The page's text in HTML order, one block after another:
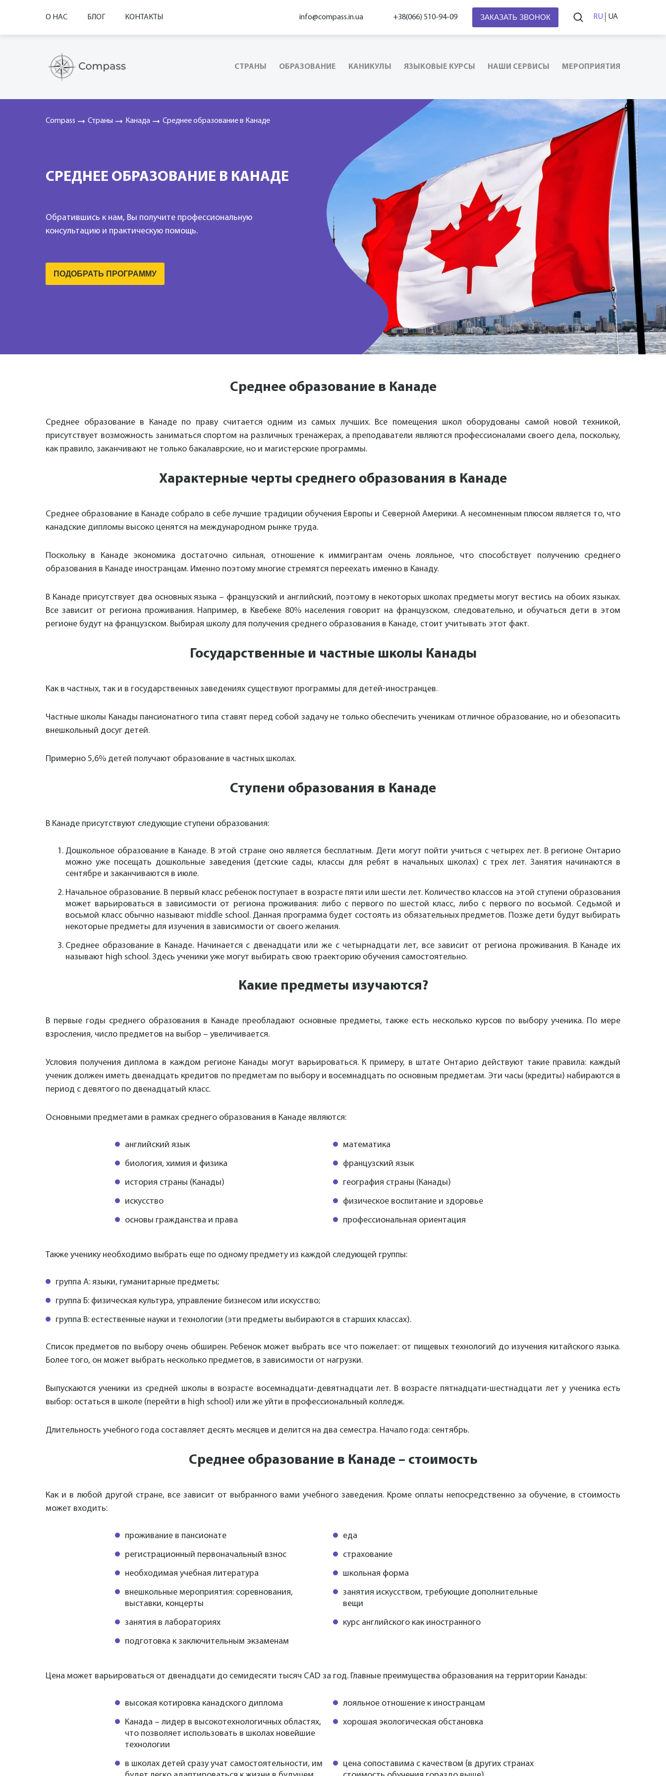
О НАС БЛОГ КОНТАКТЫ info@compass.in.ua +38(066) 510-94-09 ЗАКАЗАТЬ ЗВОНОК RU UA
СТРАНЫ ОБРАЗОВАНИЕ КАНИКУЛЫ ЯЗЫКОВЫЕ КУРСЫ НАШИ СЕРВИСЫ МЕРОПРИЯТИЯ
Compass Страны Канада Среднее образование в Канаде
СРЕДНЕЕ ОБРАЗОВАНИЕ В КАНАДЕ
Обратившись к нам, Вы получите профессиональную
консультацию и практическую помощь.
ПОДОБРАТЬ ПРОГРАММУ
Среднее образование в Канаде
Среднее образование в Канаде по праву считается одним из самых лучших. Все помещения школ оборудованы самой новой техникой,
присутствует возможность заниматься спортом на различных тренажерах, а преподаватели являются профессионалами своего дела, поскольку,
как правило, заканчивают не только бакалаврские, но и магистерские программы.
Характерные черты среднего образования в Канаде
Среднее образование в Канаде собрало в себе лучшие традиции обучения Европы и Северной Америки. А несомненным плюсом является то, что
канадские дипломы высоко ценятся на международном рынке труда.
Поскольку в Канаде экономика достаточно сильная, отношение к иммигрантам очень лояльное, что способствует получению среднего
образования в Канаде иностранцам. Именно поэтому многие стремятся переехать именно в Канаду.
В Канаде присутствует два основных языка – французский и английский, поэтому в некоторых школах предметы могут вестись на обоих языках.
Все зависит от региона проживания. Например, в Квебеке 80% населения говорит на французском, следовательно, и обучаться дети в этом
регионе будут на французском. Выбирая школу для получения среднего образования в Канаде, стоит учитывать этот факт.
Государственные и частные школы Канады
Как в частных, так и в государственных заведениях существуют программы для детей-иностранцев.
Частные школы Канады пансионатного типа ставят перед собой задачу не только обеспечить ученикам отличное образование, но и обезопасить
внешкольный досуг детей.
Примерно 5,6% детей получают образование в частных школах.
Ступени образования в Канаде
В Канаде присутствуют следующие ступени образования:
Дошкольное образование в Канаде. В этой стране оно является бесплатным. Дети могут пойти учиться с четырех лет. В регионе Онтарио
можно уже посещать дошкольные заведения (детские сады, классы для ребят в начальных школах) с трех лет. Занятия начинаются в
сентябре и заканчиваются в июле.
Начальное образование. В первый класс ребенок поступает в возрасте пяти или шести лет. Количество классов на этой ступени образования
может варьироваться в зависимости от региона проживания: либо с первого по шестой класс, либо с первого по восьмой. Седьмой и
восьмой класс обычно называют middle school. Данная программа будет состоять из обязательных предметов. Позже дети будут выбирать
некоторые предметы для изучения в зависимости от своего желания.
Среднее образование в Канаде. Начинается с двенадцати или же с четырнадцати лет, все зависит от региона проживания. В Канаде их
называют high school. Здесь ученики уже могут выбирать свою траекторию обучения самостоятельно.
Какие предметы изучаются?
В первые годы среднего образования в Канаде преобладают основные предметы, также есть несколько курсов по выбору ученика. По мере
взросления, число предметов на выбор – увеличивается.
Условия получения диплома в каждом регионе Канады могут варьироваться. К примеру, в штате Онтарио действуют такие правила: каждый
ученик должен иметь двенадцать кредитов по предметам по выбору и восемнадцать по основным предметам. Эти часы (кредиты) набираются в
период с девятого по двенадцатый класс.
Основными предметами в рамках среднего образования в Канаде являются:
английский язык
математика
биология, химия и физика
французский язык
история страны (Канады)
география страны (Канады)
искусство
физическое воспитание и здоровье
основы гражданства и права
профессиональная ориентация
Также ученику необходимо выбрать еще по одному предмету из каждой следующей группы:
группа А: языки, гуманитарные предметы;
группа Б: физическая культура, управление бизнесом или искусство;
группа В: естественные науки и технологии (эти предметы выбираются в старших классах).
Список предметов по выбору очень обширен. Ребенок может выбрать все что пожелает: от пищевых технологий до изучения китайского языка.
Более того, он может выбрать несколько предметов, в зависимости от нагрузки.
Выпускаются ученики из средней школы в возрасте восемнадцати-девятнадцати лет. В возрасте пятнадцати-шестнадцати лет у ученика есть
выбор: остаться в школе (перейти в high school) или же уйти в профессиональный колледж.
Длительность учебного года составляет десять месяцев и делится на два семестра. Начало года: сентябрь.
Среднее образование в Канаде – стоимость
Как и в любой другой стране, все зависит от выбранного вами учебного заведения. Кроме оплаты непосредственно за обучение, в стоимость
может входить:
проживание в пансионате
еда
регистрационный первоначальный взнос
страхование
необходимая учебная литература
школьная форма
внешкольные мероприятия: соревнования,
выставки, концерты
занятия искусством, требующие дополнительные
вещи
занятия в лабораториях
курс английского как иностранного
подготовка к заключительным экзаменам
Цена может варьироваться от двенадцати до семидесяти тысяч CAD за год. Главные преимущества образования на территории Канады:
высокая котировка канадского диплома
лояльное отношение к иностранцам
Канада – лидер в высокотехнологичных областях,
что позволяет использовать в школах новейшие
технологии
хорошая экологическая обстановка
в школах детей сразу учат самостоятельности, им
цена сопоставима с качеством (в других странах